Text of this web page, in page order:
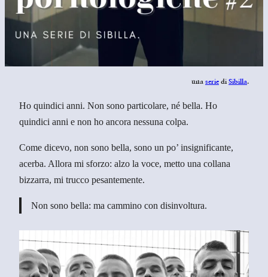
una serie di Sibilla.
Ho quindici anni. Non sono particolare, né bella. Ho
quindici anni e non ho ancora nessuna colpa.
Come dicevo, non sono bella, sono un po’ insignificante,
acerba. Allora mi sforzo: alzo la voce, metto una collana
bizzarra, mi trucco pesantemente.
Non sono bella: ma cammino con disinvoltura.